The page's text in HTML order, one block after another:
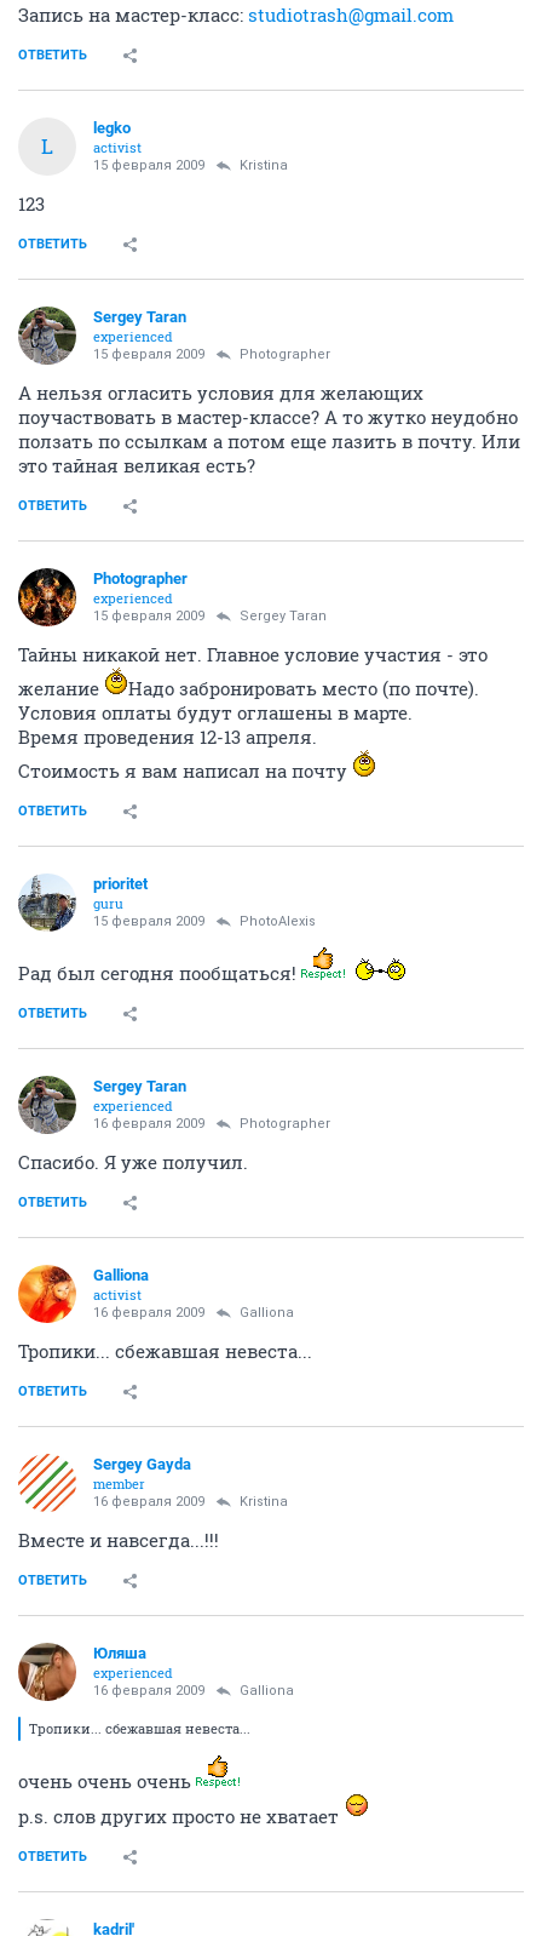
Запись на мастер-класс: studiotrash@gmail.com
ОТВЕТИТЬ
L
legko
activist
15 февраля 2009 Kristina
123
ОТВЕТИТЬ
Sergey Taran
experienced
15 февраля 2009 Photographer
А нельзя огласить условия для желающих
поучаствовать в мастер-классе? А то жутко неудобно
ползать по ссылкам а потом еще лазить в почту. Или
это тайная великая есть?
ОТВЕТИТЬ
Photographer
experienced
15 февраля 2009 Sergey Taran
Тайны никакой нет. Главное условие участия - это
желание
Надо забронировать место (по почте).
Условия оплаты будут оглашены в марте.
Время проведения 12-13 апреля.
Стоимость я вам написал на почту
ОТВЕТИТЬ
prioritet
guru
15 февраля 2009 PhotoAlexis
Рад был сегодня пообщаться!
ОТВЕТИТЬ
Sergey Taran
experienced
16 февраля 2009 Photographer
Спасибо. Я уже получил.
ОТВЕТИТЬ
Galliona
activist
16 февраля 2009 Galliona
Тропики... сбежавшая невеста...
ОТВЕТИТЬ
Sergey Gayda
member
16 февраля 2009 Kristina
Вместе и навсегда...!!!
ОТВЕТИТЬ
Юляша
experienced
16 февраля 2009 Galliona
Тропики... сбежавшая невеста...
очень очень очень
p.s. слов других просто не хватает
ОТВЕТИТЬ
kadril'